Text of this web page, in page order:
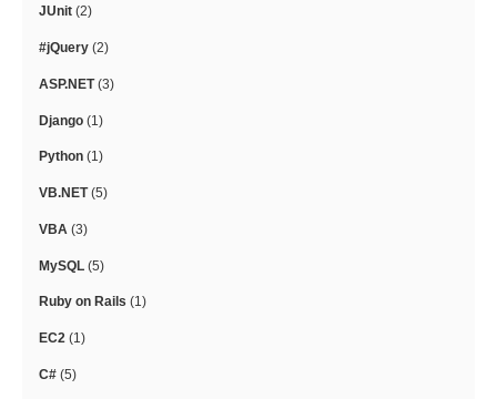
JUnit (2)
#jQuery (2)
ASP.NET(3)
Django (1)
Python (1)
VB.NET(5)
VBA (3)
MySQL (5)
Ruby on Rails (1)
EC2 (1)
C# (5)